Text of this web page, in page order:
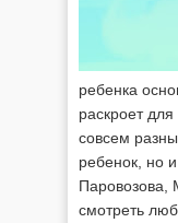
ребенка
раскроет
совсем
ребенок, но
Паровозова,
смотреть